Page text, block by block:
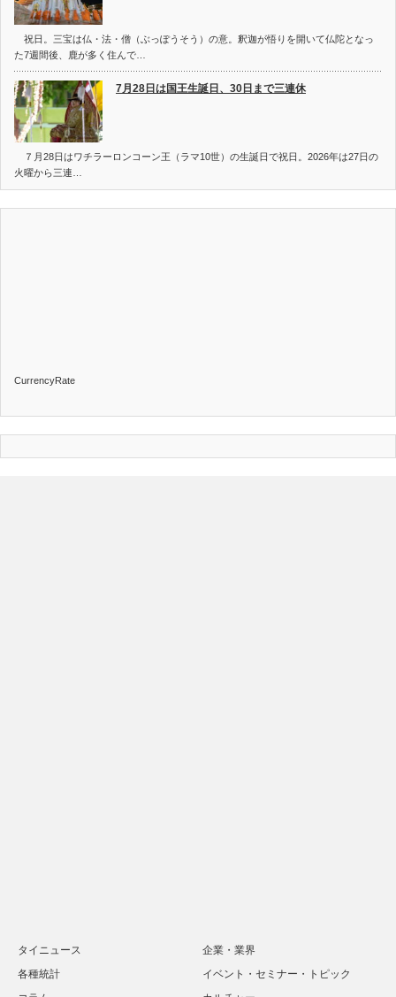
祝日。三宝は仏・法・僧（ぶっぽうそう）の意。釈迦が悟りを開いて仏陀となっ
た7週間後、鹿が多く住んで…
7月28日は国王生誕日、30日まで三連休
７月28日はワチラーロンコーン王（ラマ10世）の生誕日で祝日。2026年は27日の
火曜から三連…
CurrencyRate
タイニュース
企業・業界
各種統計
イベント・セミナー・トピック